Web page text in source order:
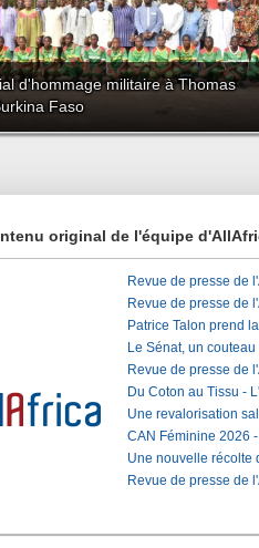
d'hommage militaire à Thomas
Faso
original de l'équipe
Revue de presse de
Revue de presse de
Patrice Talon prend
Le Sénat, un
Revue de presse de
Du Coton au Tissu -
Une revalorisation
CAN Féminine 2026
Une nouvelle récolte
Revue de presse de